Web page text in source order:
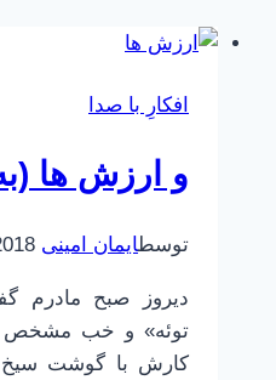
افکارِ با صدا
و ارزش ها
توسطایمان امینی 12-09
دیروز صبح مادرم
توئه» و خب مشخص
کارش با گوشت سیخ